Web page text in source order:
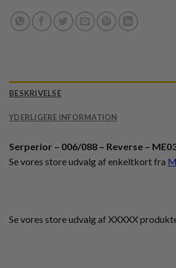
BESKRIVELSE
YDERLIGERE INFORMATION
Serperior – 006/088 – Reverse –
Se vores store udvalg af enkeltkort fra
Se vores store udvalg af XXXXX